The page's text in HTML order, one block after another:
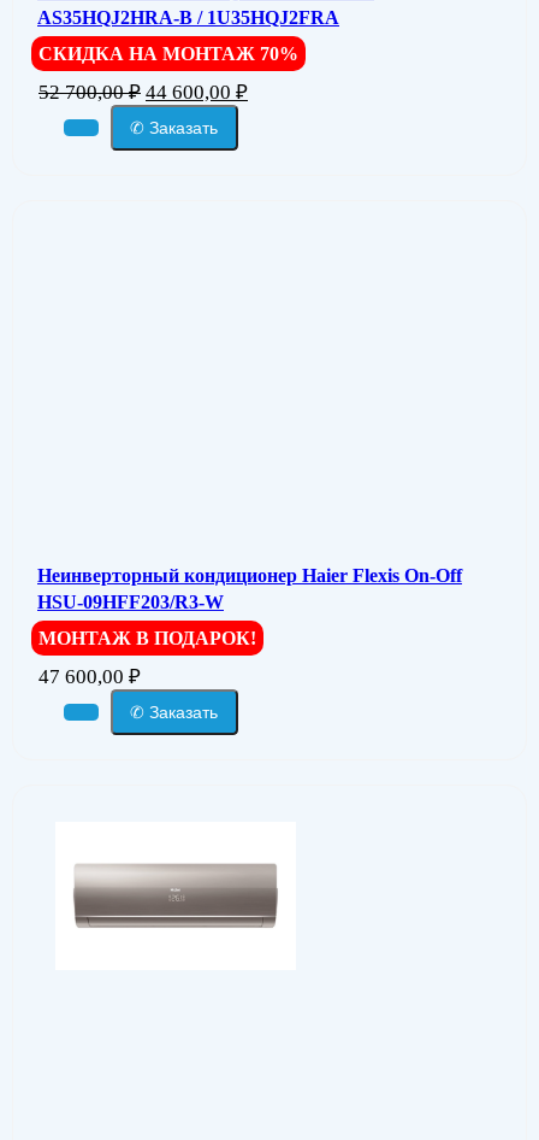
AS35HQJ2HRA-B / 1U35HQJ2FRA
СКИДКА НА МОНТАЖ 70%
52 700,00₽ 44 600,00 ₽
✆ Заказать
Неинверторный кондиционер Haier Flexis On-Off
HSU-09HFF203/R3-W
МОНТАЖ В ПОДАРОК!
47 600,00 ₽
✆ Заказать